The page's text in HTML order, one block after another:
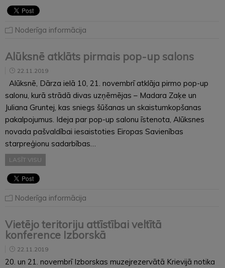
Noderīga informācija
Alūksnē atklāts pirmais pop-up salons
22.11.2019
Alūksnē, Dārza ielā 10, 21. novembrī atklāja pirmo pop-up
salonu, kurā strādā divas uzņēmējas – Madara Zaķe un
Juliana Gruntej, kas sniegs šūšanas un skaistumkopšanas
pakalpojumus. Ideja par pop-up salonu īstenota, Alūksnes
novada pašvaldībai iesaistoties Eiropas Savienības
starpreģionu sadarbības…
LASĪT VISU
Noderīga informācija
Vietējo teritoriju attīstībai veltītā
konference Izborskā
22.11.2019
20. un 21. novembrī Izborskas muzejrezervātā Krievijā notika